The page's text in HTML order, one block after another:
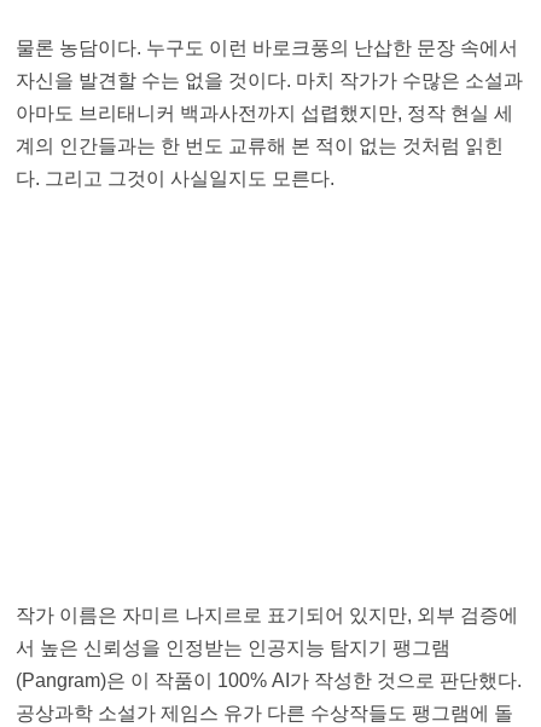
물론 농담이다. 누구도 이런 바로크풍의 난삽한 문장 속에서
자신을 발견할 수는 없을 것이다. 마치 작가가 수많은 소설과
아마도 브리태니커 백과사전까지 섭렵했지만, 정작 현실 세
계의 인간들과는 한 번도 교류해 본 적이 없는 것처럼 읽힌
다. 그리고 그것이 사실일지도 모른다.
작가 이름은 자미르 나지르로 표기되어 있지만, 외부 검증에
서 높은 신뢰성을 인정받는 인공지능 탐지기 팽그램
(Pangram)은 이 작품이 100% AI가 작성한 것으로 판단했다.
공상과학 소설가 제임스 유가 다른 수상작들도 팽그램에 돌